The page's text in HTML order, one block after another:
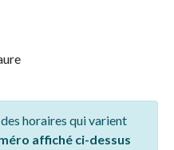
horaires qui varient
affiché ci-dessus